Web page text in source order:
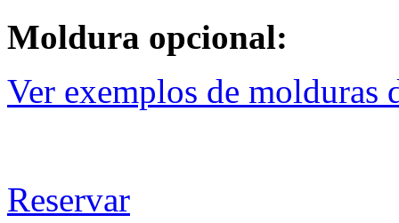
Moldura opcional:
Ver exemplos de molduras
Reservar